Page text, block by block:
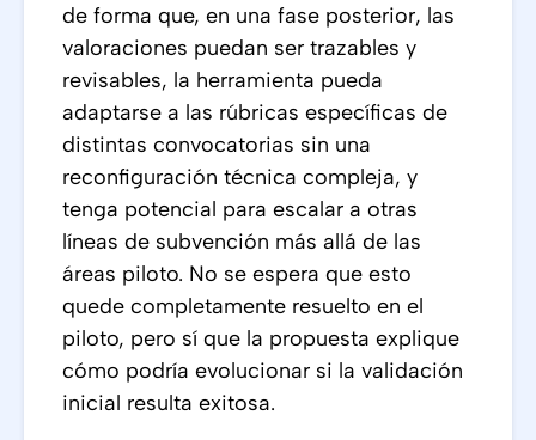
de forma que, en una fase posterior, las
valoraciones puedan ser trazables y
revisables, la herramienta pueda
adaptarse a las rúbricas específicas de
distintas convocatorias sin una
reconfiguración técnica compleja, y
tenga potencial para escalar a otras
líneas de subvención más allá de las
áreas piloto. No se espera que esto
quede completamente resuelto en el
piloto, pero sí que la propuesta explique
cómo podría evolucionar si la validación
inicial resulta exitosa.